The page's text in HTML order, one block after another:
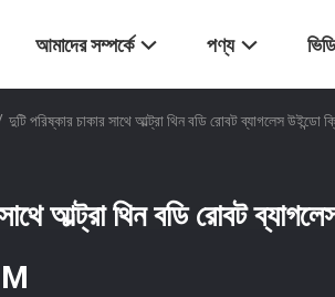
আমাদের সম্পর্কে পণ্য
দুটি পরিষ্কার চাকার সাথে আল্ট্রা থিন বডি রোবট ব্যাগলেস
আল্ট্রা থিন বডি রোবট